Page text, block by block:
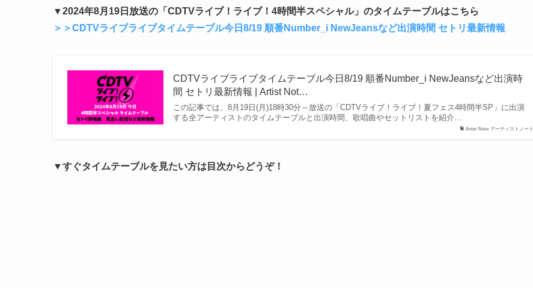
▼2024年8月19日放送の「CDTVライブ！ライブ！4時間半スペシャル」のタイムテーブルはこちら
＞＞CDTVライブライブタイムテーブル今日8/19 順番Number_i NewJeansなど出演時間 セトリ最新情報
Artist Note アーティストノート
CDTVライブライブタイムテーブル今日8/19 順番Number_i NewJeansなど出演時
間 セトリ最新情報 | Artist Not…
この記事では、8月19日(月)18時30分～放送の「CDTVライブ！ライブ！夏フェス4時間半SP」に出演
する全アーティストのタイムテーブルと出演時間、歌唱曲やセットリストを紹介…
▼すぐタイムテーブルを見たい方は目次からどうぞ！